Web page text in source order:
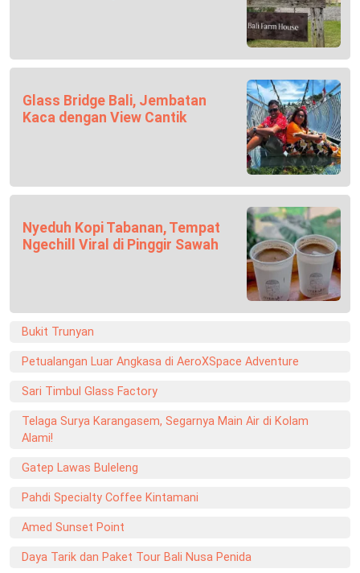
Glass Bridge Bali, Jembatan
Kaca dengan View Cantik
Nyeduh Kopi Tabanan, Tempat
Ngechill Viral di Pinggir Sawah
Bukit Trunyan
Petualangan Luar Angkasa di AeroXSpace Adventure
Sari Timbul Glass Factory
Telaga Surya Karangasem, Segarnya Main Air di Kolam
Alami!
Gatep Lawas Buleleng
Pahdi Specialty Coffee Kintamani
Amed Sunset Point
Daya Tarik dan Paket Tour Bali Nusa Penida